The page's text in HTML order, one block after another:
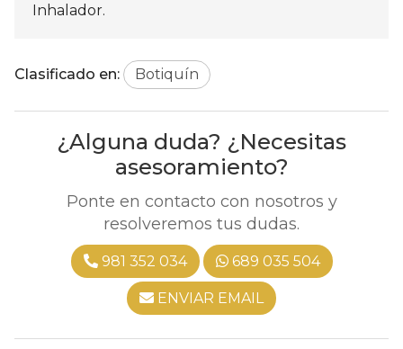
Inhalador.
Clasificado en: Botiquín
¿Alguna duda? ¿Necesitas
asesoramiento?
Ponte en contacto con nosotros y
resolveremos tus dudas.
981 352 034 689 035 504
ENVIAR EMAIL